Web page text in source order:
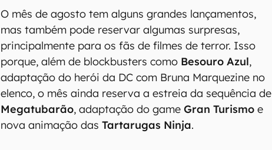
O mês de agosto tem alguns grandes lançamentos,
mas também pode reservar algumas surpresas,
principalmente para os fãs de filmes de terror. Isso
porque, além de blockbusters como Besouro Azul,
adaptação do herói da DC com Bruna Marquezine no
elenco, o mês ainda reserva a estreia da sequência de
Megatubarão, adaptação do gameGran Turismo e
nova animação dasTartarugas Ninja.